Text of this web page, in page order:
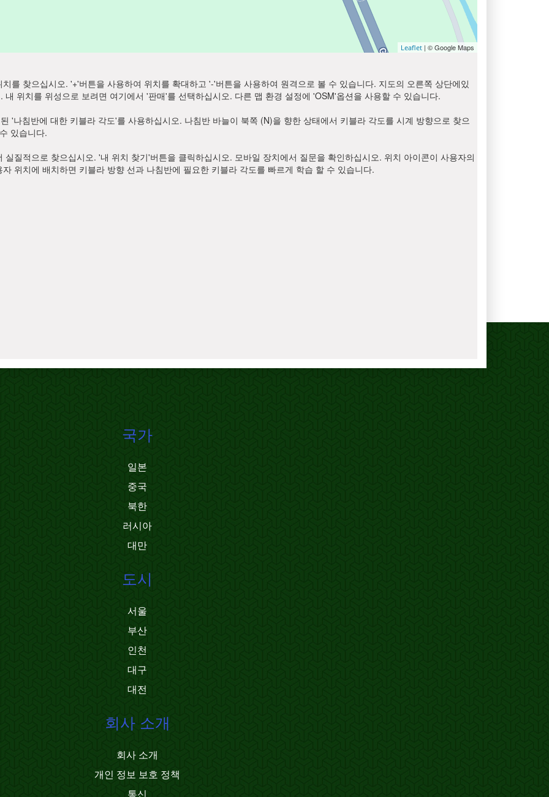
Leaflet | © Google Maps
를 찾으십시오. '+'버튼을 사용하여 위치를 확대하고 '-'버튼을 사용하여 원격으로 볼 수 있습니다. 지도의 오른쪽 상단에있
위치를 위성으로 보려면 여기에서 '판매'를 선택하십시오. 다른 맵 환경 설정에 'OSM'옵션을 사용할 수 있습니다.
'나침반에 대한 키블라 각도'를 사용하십시오. 나침반 바늘이 북쪽 (N)을 향한 상태에서 키블라 각도를 시계 방향으로 찾으
있습니다.
질적으로 찾으십시오. '내 위치 찾기'버튼을 클릭하십시오. 모바일 장치에서 질문을 확인하십시오. 위치 아이콘이 사용자의
위치에 배치하면 키블라 방향 선과 나침반에 필요한 키블라 각도를 빠르게 학습 할 수 있습니다.
국가
일본
중국
북한
러시아
대만
도시
서울
부산
인천
대구
대전
회사 소개
회사 소개
개인 정보 보호 정책
통신